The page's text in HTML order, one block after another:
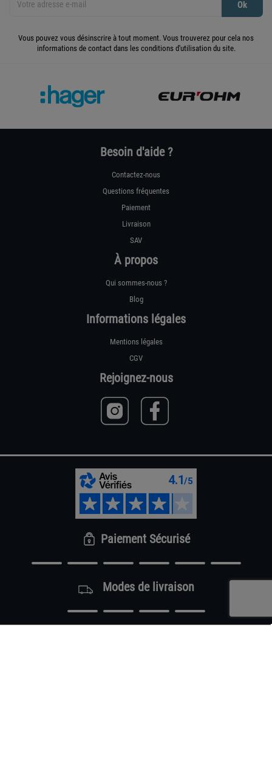
Vous pouvez vous désinscrire à tout moment. Vous trouverez pour cela nos
informations de contact dans les conditions d'utilisation du site.
Besoin d'aide ?
Contactez-nous
Questions fréquentes
Paiement
Livraison
SAV
À propos
Qui sommes-nous ?
Blog
Informations légales
Mentions légales
CGV
Rejoignez-nous
Paiement Sécurisé
Modes de livraison